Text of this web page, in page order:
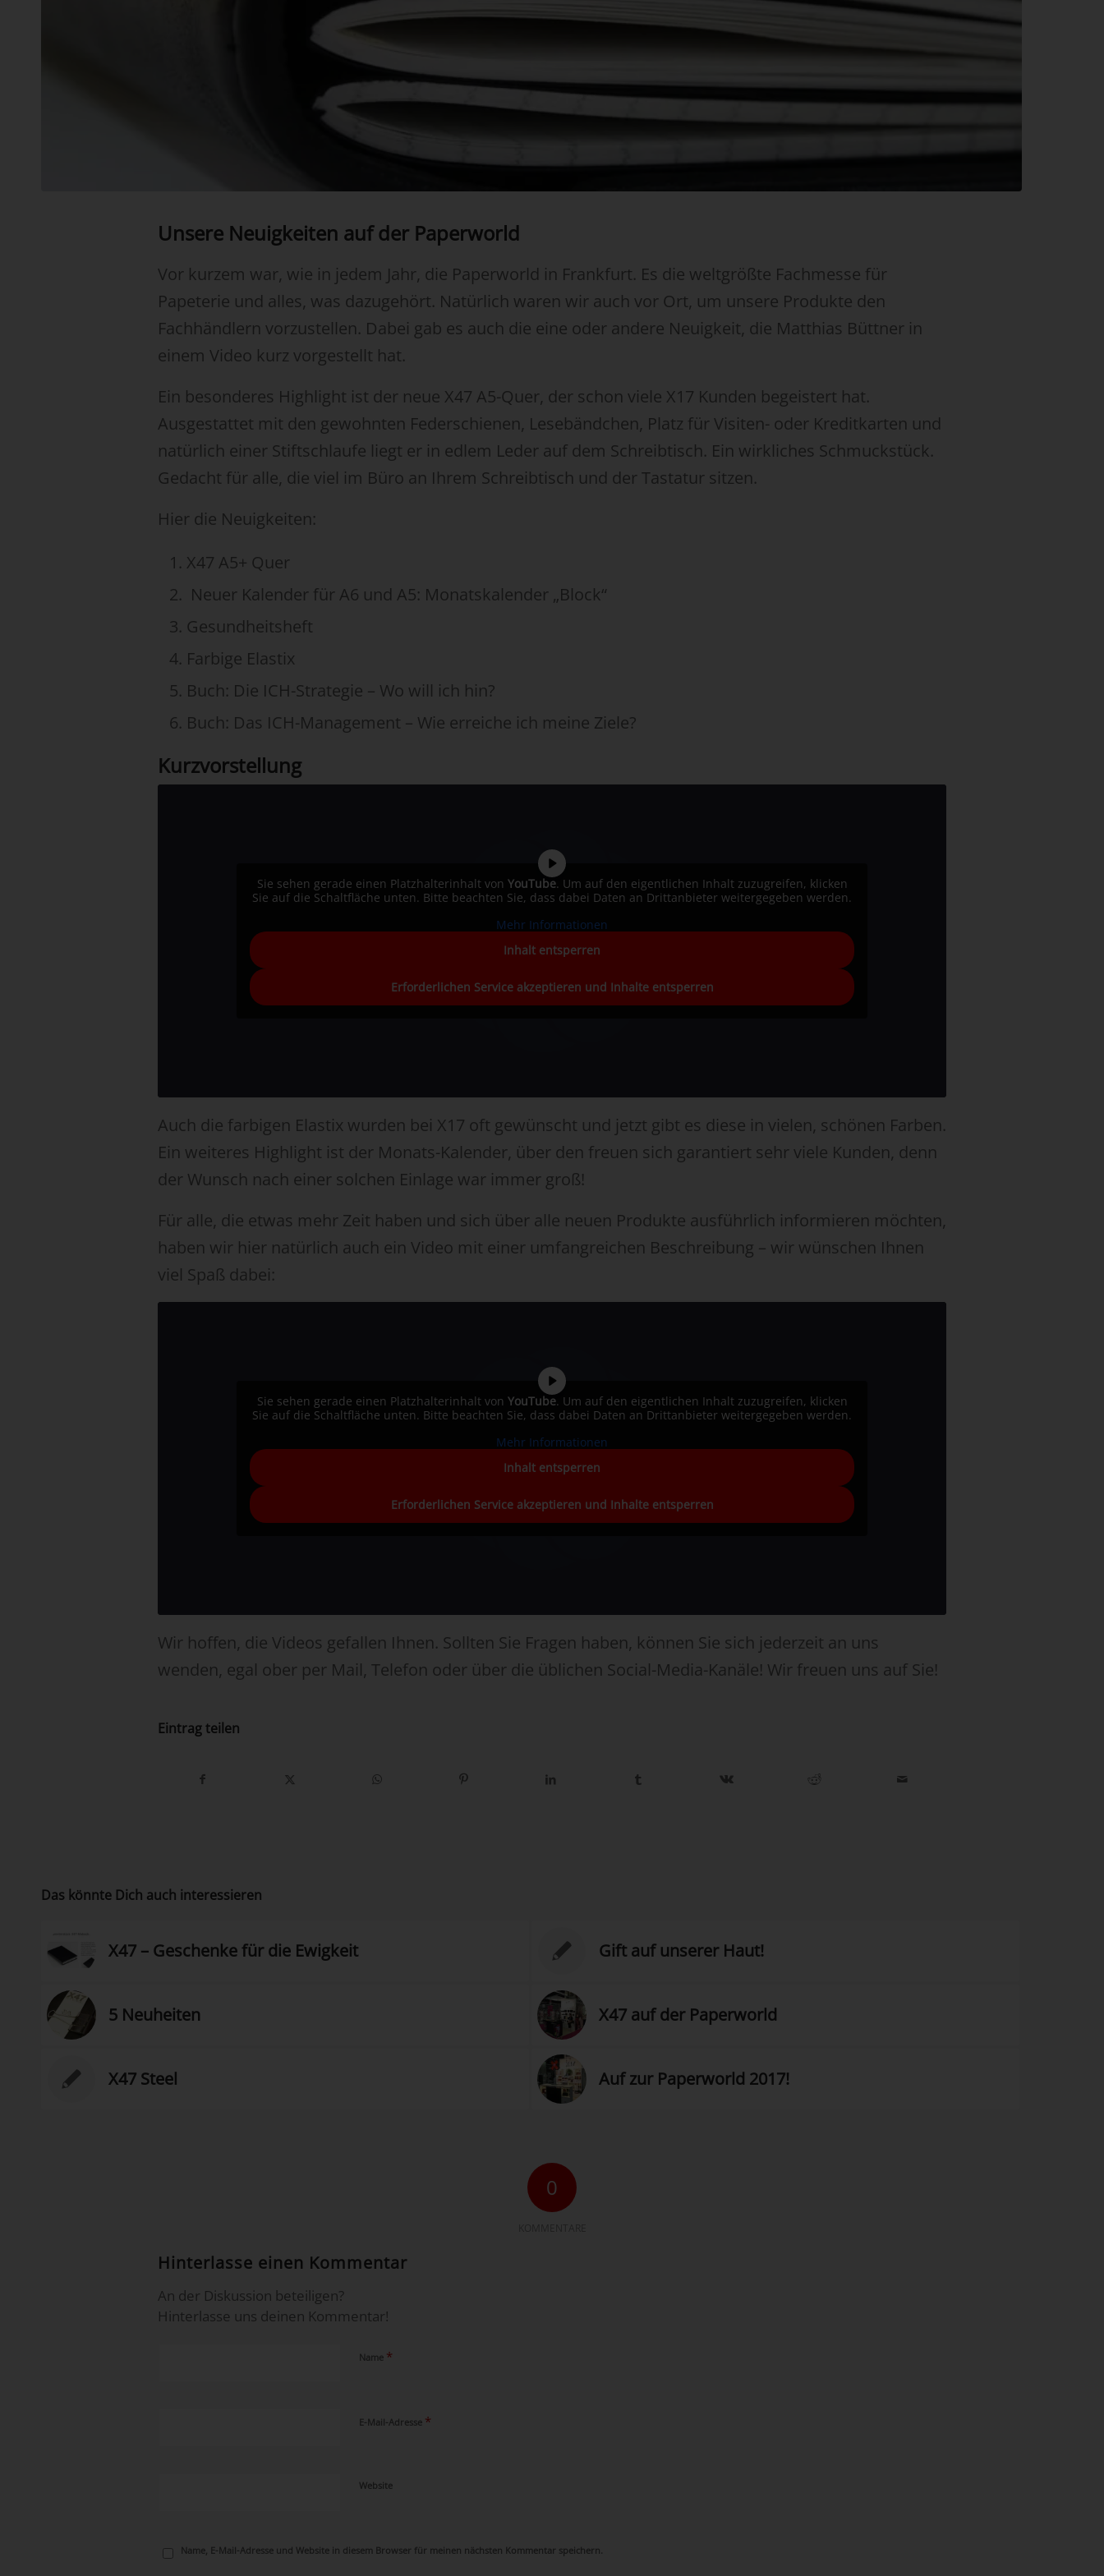
Unsere Neuigkeiten auf der Paperworld
Vor kurzem war, wie in jedem Jahr, die Paperworld in Frankfurt. Es die weltgrößte Fachmesse für
Papeterie und alles, was dazugehört. Natürlich waren wir auch vor Ort, um unsere Produkte den
Fachhändlern vorzustellen. Dabei gab es auch die eine oder andere Neuigkeit, die Matthias Büttner in
einem Video kurz vorgestellt hat.
Ein besonderes Highlight ist der neue X47 A5-Quer, der schon viele X17 Kunden begeistert hat.
Ausgestattet mit den gewohnten Federschienen, Lesebändchen, Platz für Visiten- oder Kreditkarten und
natürlich einer Stiftschlaufe liegt er in edlem Leder auf dem Schreibtisch. Ein wirkliches Schmuckstück.
Gedacht für alle, die viel im Büro an Ihrem Schreibtisch und der Tastatur sitzen.
Hier die Neuigkeiten:
X47 A5+ Quer
Neuer Kalender für A6 und A5: Monatskalender „Block“
Gesundheitsheft
Farbige Elastix
Buch: Die ICH-Strategie – Wo will ich hin?
Buch: Das ICH-Management – Wie erreiche ich meine Ziele?
Kurzvorstellung
Sie sehen gerade einen Platzhalterinhalt von YouTube. Um auf den eigentlichen Inhalt zuzugreifen, klicken
Sie auf die Schaltfläche unten. Bitte beachten Sie, dass dabei Daten an Drittanbieter weitergegeben werden.
Mehr Informationen
Inhalt entsperren
Erforderlichen Service akzeptieren und Inhalte entsperren
Auch die farbigen Elastix wurden bei X17 oft gewünscht und jetzt gibt es diese in vielen, schönen Farben.
Ein weiteres Highlight ist der Monats-Kalender, über den freuen sich garantiert sehr viele Kunden, denn
der Wunsch nach einer solchen Einlage war immer groß!
Für alle, die etwas mehr Zeit haben und sich über alle neuen Produkte ausführlich informieren möchten,
haben wir hier natürlich auch ein Video mit einer umfangreichen Beschreibung – wir wünschen Ihnen
viel Spaß dabei:
Sie sehen gerade einen Platzhalterinhalt von YouTube. Um auf den eigentlichen Inhalt zuzugreifen, klicken
Sie auf die Schaltfläche unten. Bitte beachten Sie, dass dabei Daten an Drittanbieter weitergegeben werden.
Mehr Informationen
Inhalt entsperren
Erforderlichen Service akzeptieren und Inhalte entsperren
Wir hoffen, die Videos gefallen Ihnen. Sollten Sie Fragen haben, können Sie sich jederzeit an uns
wenden, egal ober per Mail, Telefon oder über die üblichen Social-Media-Kanäle! Wir freuen uns auf Sie!
Eintrag teilen
Das könnte Dich auch interessieren
X47 – Geschenke für die Ewigkeit Gift auf unserer Haut!
5 Neuheiten X47 auf der Paperworld
X47 Steel Auf zur Paperworld 2017!
0
Hinterlasse einen Kommentar
An der Diskussion beteiligen?
Hinterlasse uns deinen Kommentar!
Name *
E-Mail-Adresse *
Website
Name, E-Mail-Adresse und Website in diesem Browser für meinen nächsten Kommentar speichern.